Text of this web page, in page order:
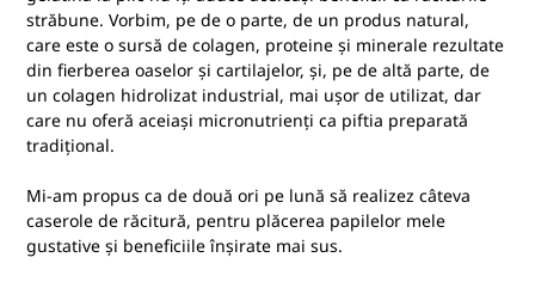
străbune. Vorbim, pe de o parte, de un produs natural,
care este o sursă de colagen, proteine și minerale rezultate
din fierberea oaselor și cartilajelor, și, pe de altă parte, de
un colagen hidrolizat industrial, mai ușor de utilizat, dar
care nu oferă aceiași micronutrienți ca piftia preparată
tradițional.
Mi-am propus ca de două ori pe lună să realizez câteva
caserole de răcitură, pentru plăcerea papilelor mele
gustative și beneficiile înșirate mai sus.